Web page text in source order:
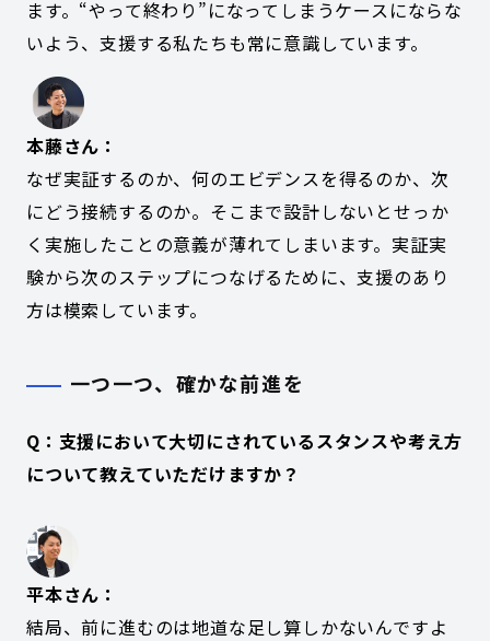
ます。“やって終わり”になってしまうケースにならな
いよう、支援する私たちも常に意識しています。
本藤さん：
なぜ実証するのか、何のエビデンスを得るのか、次
にどう接続するのか。そこまで設計しないとせっか
く実施したことの意義が薄れてしまいます。実証実
験から次のステップにつなげるために、支援のあり
方は模索しています。
一つ一つ、確かな前進を
Q：支援において大切にされているスタンスや考え方
について教えていただけますか？
平本さん：
結局、前に進むのは地道な足し算しかないんですよ